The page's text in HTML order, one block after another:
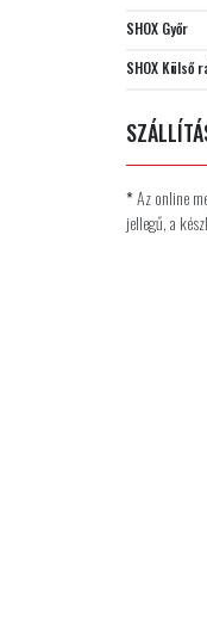
SHOX Győr
SHOX Külső
*Az online
jellegű, a